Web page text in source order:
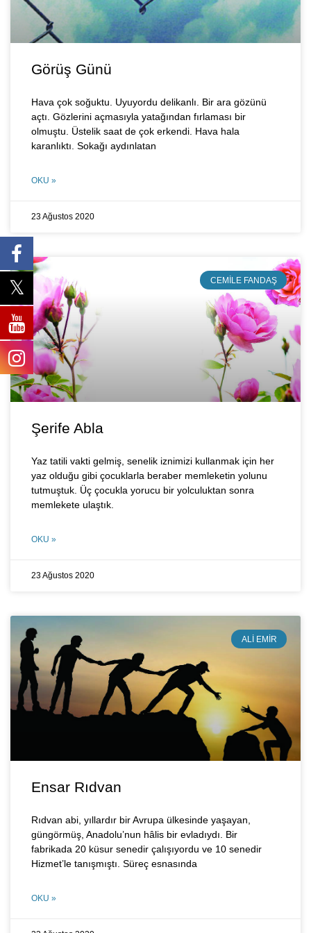
Görüş Günü
Hava çok soğuktu. Uyuyordu delikanlı. Bir ara gözünü
açtı. Gözlerini açmasıyla yatağından fırlaması bir
olmuştu. Üstelik saat de çok erkendi. Hava hala
karanlıktı. Sokağı aydınlatan
OKU »
23 Ağustos 2020
CEMILE FANDAŞ
Şerife Abla
Yaz tatili vakti gelmiş, senelik iznimizi kullanmak için her
yaz olduğu gibi çocuklarla beraber memleketin yolunu
tutmuştuk. Üç çocukla yorucu bir yolculuktan sonra
memlekete ulaştık.
OKU »
23 Ağustos 2020
ALI EMIR
Ensar Rıdvan
Rıdvan abi, yıllardır bir Avrupa ülkesinde yaşayan,
güngörmüş, Anadolu’nun hâlis bir evladıydı. Bir
fabrikada 20 küsur senedir çalışıyordu ve 10 senedir
Hizmet’le tanışmıştı. Süreç esnasında
OKU »